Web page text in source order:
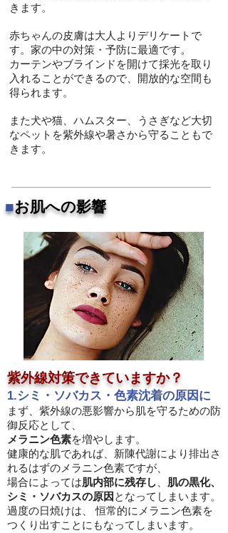
きます。
赤ちゃんの皮膚は大人よりデリケートで
す。家の中の対策・予防に最適です。
カーテンやブラインドを開けて採光を取り
入れることができるので、開放的な空間も
得られます。
また犬や猫、ハムスター、うさぎなど大切
なペットを紫外線や暑さから守ることもで
きます。
■お肌への影響
紫外線対策できていますか？
1.シミ・ソバカス・色素沈着の原因に
まず、紫外線の悪影響から肌を守るための防
御反応として、
メラニン色素を増やします。
健康的な肌であれば、新陳代謝により排出さ
れるはずのメラニン色素ですが、
場合によっては肌内部に残存し
肌の黒化、
シミ・ソバカスの原因 となってしまいます。
過度の日焼けは、 恒常的にメラニン色素を
つくり出すことにもなってしまいます。